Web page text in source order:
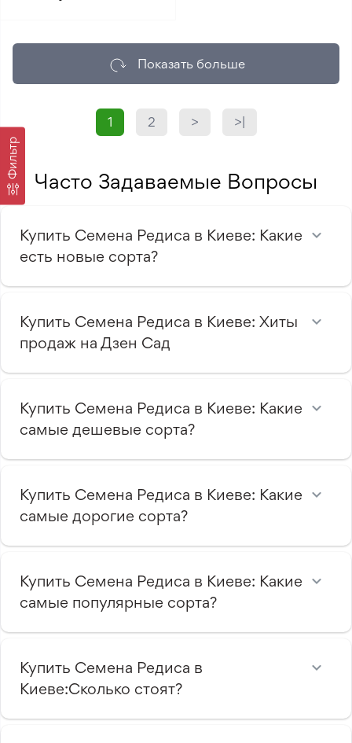
Фильтр
Показать больше
1 2 > >|
Часто Задаваемые Вопросы
Купить Семена Редиса в Киеве: Какие
есть новые сорта?
Купить Семена Редиса в Киеве: Хиты
продаж на Дзен Сад
Купить Семена Редиса в Киеве: Какие
самые дешевые сорта?
Купить Семена Редиса в Киеве: Какие
самые дорогие сорта?
Купить Семена Редиса в Киеве: Какие
самые популярные сорта?
Купить Семена Редиса в
Киеве:Сколько стоят?